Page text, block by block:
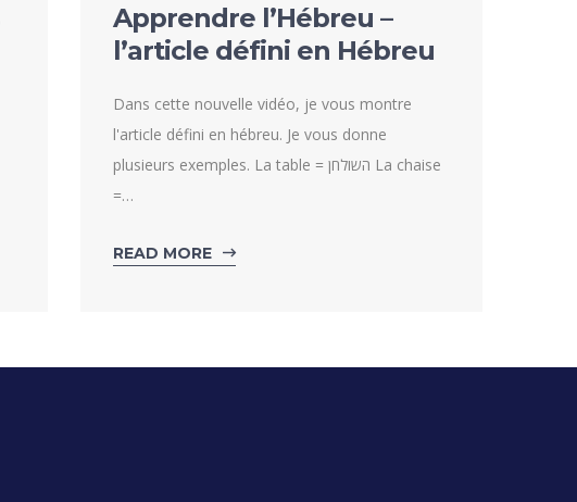
Apprendre l’Hébreu –
l’article défini en Hébreu
Dans cette nouvelle vidéo, je vous montre
l'article défini en hébreu. Je vous donne
plusieurs exemples. La table = השולחן La chaise
=…
READ MORE